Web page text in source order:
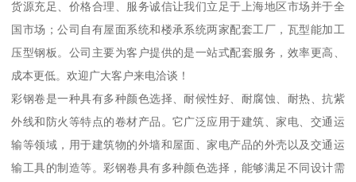
货源充足、价格合理、服务诚信让我们立足于上海地区市场并于全
国市场；公司自有屋面系统和楼承系统两家配套工厂，瓦型能加工
压型钢板。公司主要为客户提供的是一站式配套服务，效率更高、
成本更低。欢迎广大客户来电洽谈！
彩钢卷是一种具有多种颜色选择、耐候性好、耐腐蚀、耐热、抗紫
外线和防火等特点的卷材产品。它广泛应用于建筑、家电、交通运
输等领域，用于建筑物的外墙和屋面、家电产品的外壳以及交通运
输工具的制造等。彩钢卷具有多种颜色选择，能够满足不同设计需